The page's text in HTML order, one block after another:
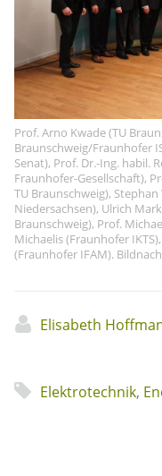
Prof. Arno Kwade (TU
Braunschweig/Fraunhofer
Senat), Prof. Dr.-Ing. habil.
Fraunhofer-Gesellschaft),
TU Braunschweig),
Niedersachsen), Ulrich
Braunschweig), Prof.
Michaelis (Fraunhofer
(Fraunhofer IFAM).
Elisabeth
Elektrotechnik,